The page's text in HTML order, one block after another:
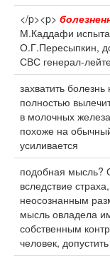
</p><p>
М.Каддафи
О.Г.Пересыпкин,
СВС генерал-
захватить
полностью
в молочных
похоже на
усиливается
подобная мысль?
вследствие
неосознанным
мысль овладела
собственным
человек,